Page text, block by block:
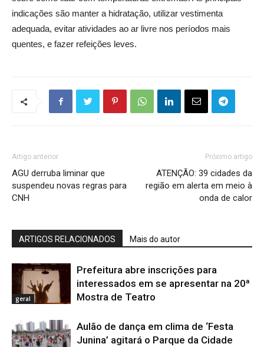
indicações são manter a hidratação, utilizar vestimenta
adequada, evitar atividades ao ar livre nos períodos mais
quentes, e fazer refeições leves.
Artigo anterior
AGU derruba liminar que
suspendeu novas regras para
CNH
Próximo artigo
ATENÇÃO: 39 cidades da
região em alerta em meio à
onda de calor
ARTIGOS RELACIONADOS Mais do autor
geral
Prefeitura abre inscrições para
interessados em se apresentar na 20ª
Mostra de Teatro
Aulão de dança em clima de ‘Festa
Junina’ agitará o Parque da Cidade